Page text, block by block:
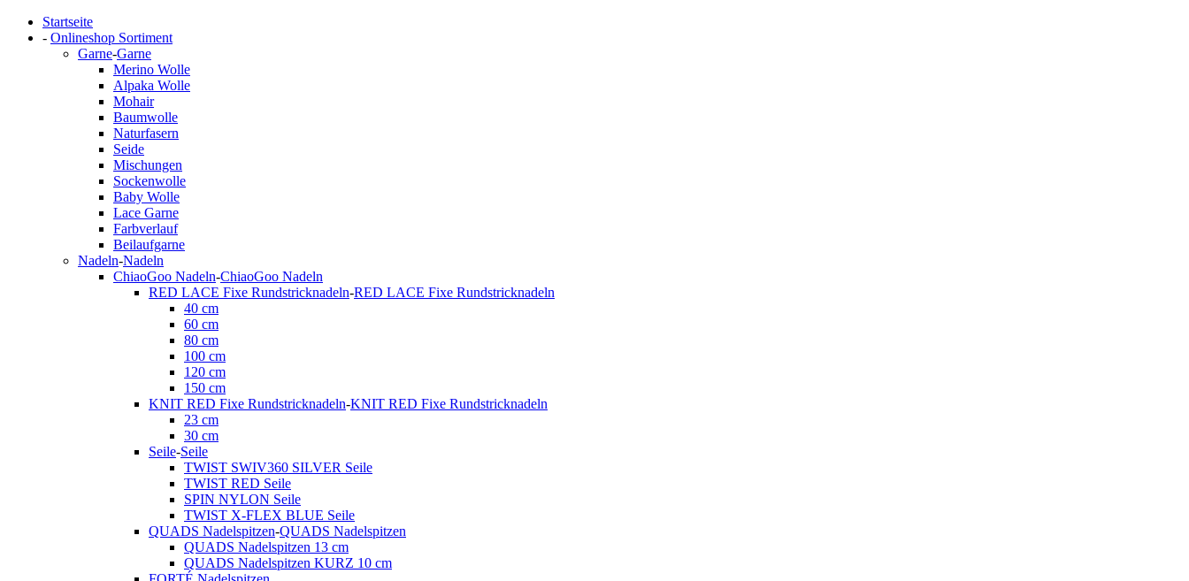
Startseite
- Onlineshop Sortiment
Garne-Garne
Merino Wolle
Alpaka Wolle
Mohair
Baumwolle
Naturfasern
Seide
Mischungen
Sockenwolle
Baby Wolle
Lace Garne
Farbverlauf
Beilaufgarne
Nadeln-Nadeln
ChiaoGoo Nadeln-ChiaoGoo Nadeln
RED LACE Fixe Rundstricknadeln-RED LACE Fixe Rundstricknadeln
40 cm
60 cm
80 cm
100 cm
120 cm
150 cm
KNIT RED Fixe Rundstricknadeln-KNIT RED Fixe Rundstricknadeln
23 cm
30 cm
Seile-Seile
TWIST SWIV360 SILVER Seile
TWIST RED Seile
SPIN NYLON Seile
TWIST X-FLEX BLUE Seile
QUADS Nadelspitzen-QUADS Nadelspitzen
QUADS Nadelspitzen 13 cm
QUADS Nadelspitzen KURZ 10 cm